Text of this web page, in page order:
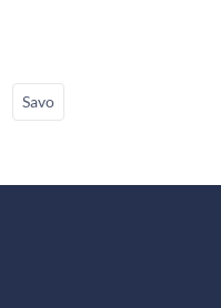
Savo